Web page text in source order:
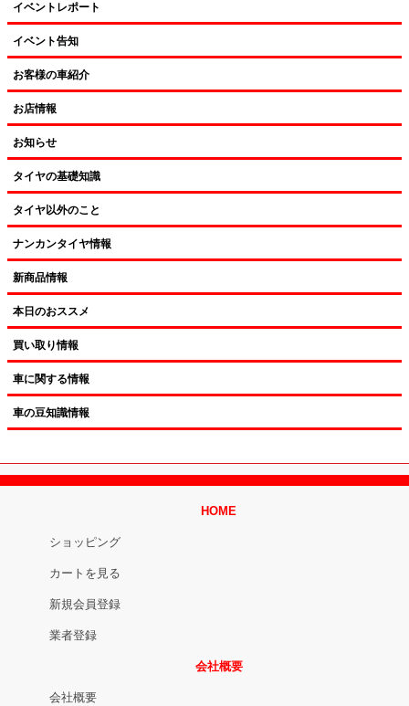
イベントレポート
イベント告知
お客様の車紹介
お店情報
お知らせ
タイヤの基礎知識
タイヤ以外のこと
ナンカンタイヤ情報
新商品情報
本日のおススメ
買い取り情報
車に関する情報
車の豆知識情報
HOME
ショッピング
カートを見る
新規会員登録
業者登録
会社概要
会社概要